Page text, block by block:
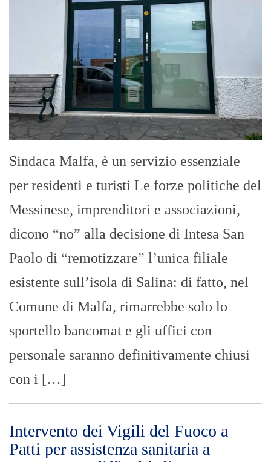
Sindaca Malfa, è un servizio essenziale
per residenti e turisti Le forze politiche del
Messinese, imprenditori e associazioni,
dicono “no” alla decisione di Intesa San
Paolo di “remotizzare” l’unica filiale
esistente sull’isola di Salina: di fatto, nel
Comune di Malfa, rimarrebbe solo lo
sportello bancomat e gli uffici con
personale saranno definitivamente chiusi
con i […]
Intervento dei Vigili del Fuoco a
Patti per assistenza sanitaria a